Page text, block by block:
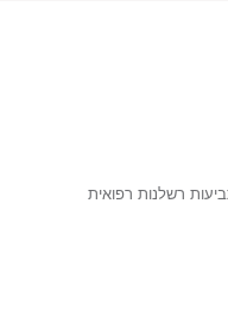
רשלנות רפואית